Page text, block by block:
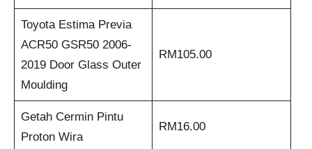
Toyota Estima Previa
ACR50 GSR50 2006-
2019 Door Glass Outer
Moulding
RM105.00
Getah Cermin Pintu
Proton Wira
RM16.00